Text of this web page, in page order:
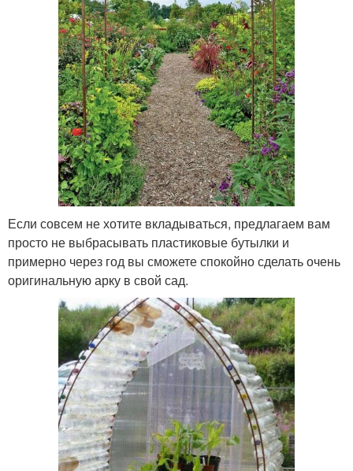
Если совсем не хотите вкладываться, предлагаем вам
просто не выбрасывать пластиковые бутылки и
примерно через год вы сможете спокойно сделать очень
оригинальную арку в свой сад.